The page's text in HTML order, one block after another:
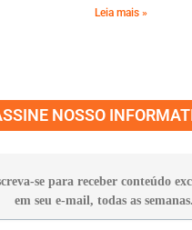
Leia mais »
NOSSO
se para receber conteúdo
em seu e-mail, todas as semanas.